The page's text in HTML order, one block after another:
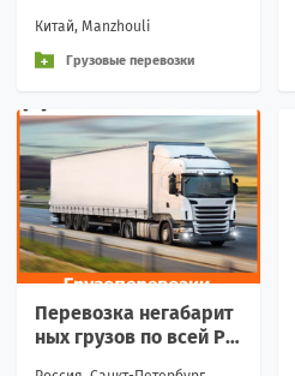
Китай, Manzhouli
Грузовые перевозки
Перевозка негабарит
ных грузов по всей Ро